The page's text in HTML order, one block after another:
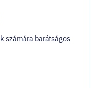
számára barátságos